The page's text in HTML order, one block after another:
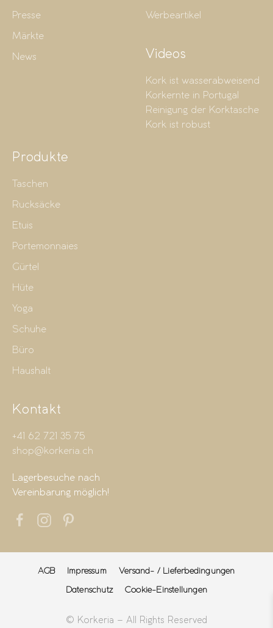
Presse
Märkte
News
Werbeartikel
Videos
Kork ist wasserabweisend
Korkernte in Portugal
Reinigung der Korktasche
Kork ist robust
Produkte
Taschen
Rucksäcke
Etuis
Portemonnaies
Gürtel
Hüte
Yoga
Schuhe
Büro
Haushalt
Kontakt
+41 62 721 35 75
shop@korkeria.ch
Lagerbesuche nach
Vereinbarung möglich!
AGB Impressum
Versand- / Lieferbedingungen
Datenschutz
Cookie-Einstellungen
© Korkeria – All Rights Reserved